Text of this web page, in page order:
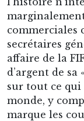
commerciales
secrétaires
affaire de la
d’argent de sa
sur tout ce
monde, y
marque les